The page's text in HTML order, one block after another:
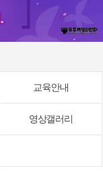
교육안내
영상갤러리